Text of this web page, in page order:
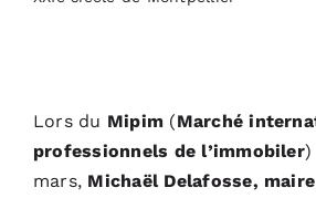
Lors du Mipim (Marché
professionnels de l’immobiler)
mars, Michaël Delafosse,
S’ABONNER